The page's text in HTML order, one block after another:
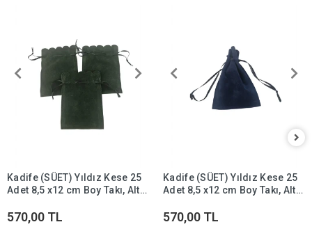
Kadife (SÜET) Yıldız Kese 25
Adet 8,5 x12 cm Boy Takı, Altın
570,00 TL
Kadife (SÜET) Yıldız Kese 25
Adet 8,5 x12 cm Boy Takı, Altın
570,00 TL